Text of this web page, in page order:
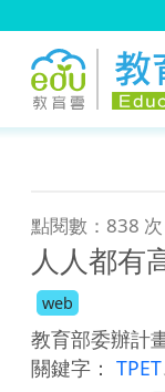
點閱數：838 次
人人都有
web
教育部委辦計
關鍵字： TPET